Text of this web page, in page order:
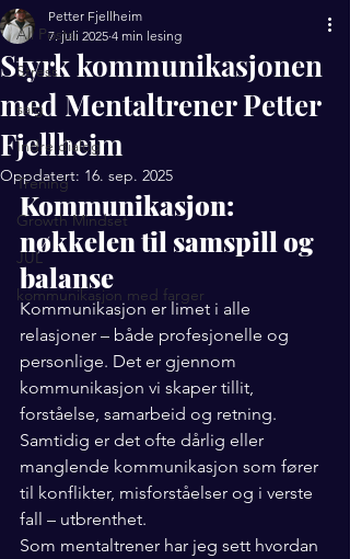
All Posts
Stress
salg
Indre dialog
Trening
Growth Mindset
JUL
kommunikasjon med farger
Styrk kommunikasjonen
med Mentaltrener Petter
Fjellheim
Petter Fjellheim
7. juli 2025 4 min lesing
Oppdatert: 16. sep. 2025
Kommunikasjon:
nøkkelen til samspill og
balanse
Kommunikasjon er limet i alle
relasjoner – både profesjonelle og
personlige. Det er gjennom
kommunikasjon vi skaper tillit,
forståelse, samarbeid og retning.
Samtidig er det ofte dårlig eller
manglende kommunikasjon som fører
til konflikter, misforståelser og i verste
fall – utbrenthet.
Som mentaltrener har jeg sett hvordan